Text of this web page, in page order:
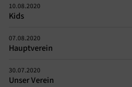
10.08.2020
Kids
07.08.2020
Hauptverein
30.07.2020
Unser Verein